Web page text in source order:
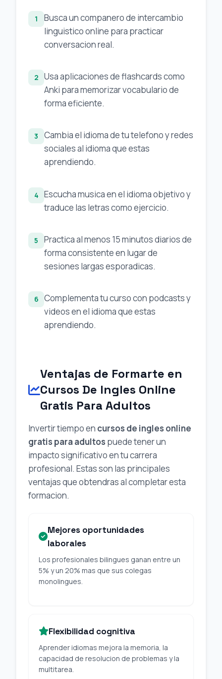
1
Busca un companero de intercambio
linguistico online para practicar
conversacion real.
2
Usa aplicaciones de flashcards como
Anki para memorizar vocabulario de
forma eficiente.
3
Cambia el idioma de tu telefono y redes
sociales al idioma que estas
aprendiendo.
4
Escucha musica en el idioma objetivo y
traduce las letras como ejercicio.
5
Practica al menos 15 minutos diarios de
forma consistente en lugar de
sesiones largas esporadicas.
6
Complementa tu curso con podcasts y
videos en el idioma que estas
aprendiendo.
Ventajas de Formarte en
Cursos De Ingles Online
Gratis Para Adultos
Invertir tiempo en cursos de ingles online
gratis para adultos puede tener un
impacto significativo en tu carrera
profesional. Estas son las principales
ventajas que obtendras al completar esta
formacion.
Mejores oportunidades
laborales
Los profesionales bilingues ganan entre un
5% y un 20% mas que sus colegas
monolingues.
Flexibilidad cognitiva
Aprender idiomas mejora la memoria, la
capacidad de resolucion de problemas y la
multitarea.